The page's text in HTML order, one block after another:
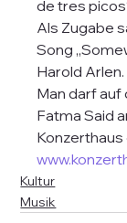
de tres
Als Zugabe
Song
Harold Arlen.
Man darf
Fatma Said
Kultur
Musik